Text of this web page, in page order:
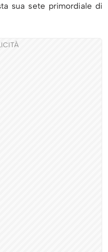
sua sete primordiale di